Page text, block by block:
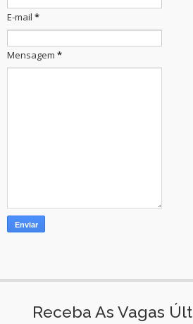
E-mail *
Mensagem *
Receba As Vagas